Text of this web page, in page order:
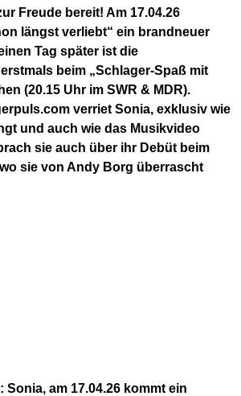
Freude bereit! Am 17.04.26
längst verliebt“ ein brandneuer
Tag später ist die
beim „Schlager-Spaß mit
(20.15 Uhr im SWR & MDR).
verriet Sonia, exklusiv wie
und auch wie das Musikvideo
sie auch über ihr Debüt beim
sie von Andy Borg überrascht
am 17.04.26 kommt ein